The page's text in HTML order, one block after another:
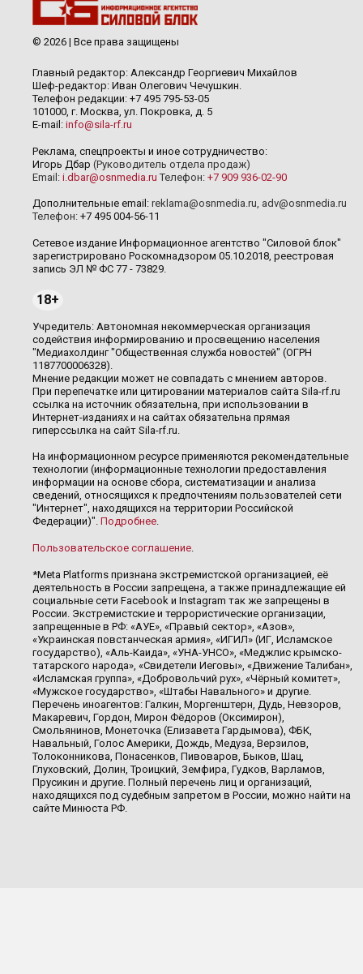
© 2026 | Все права защищены
Главный редактор: Александр Георгиевич Михайлов
Шеф-редактор: Иван Олегович Чечушкин.
Телефон редакции: +7 495 795-53-05
101000, г. Москва, ул. Покровка, д. 5
E-mail: info@sila-rf.ru
Реклама, спецпроекты и иное сотрудничество:
Игорь Дбар (Руководитель отдела продаж)
Email: i.dbar@osnmedia.ru Телефон: +7 909 936-02-90
Дополнительные email: reklama@osnmedia.ru, adv@osnmedia.ru
Телефон: +7 495 004-56-11
Сетевое издание Информационное агентство "Силовой блок"
зарегистрировано Роскомнадзором 05.10.2018, реестровая
запись ЭЛ № ФС 77 - 73829.
18+
Учредитель: Автономная некоммерческая организация
содействия информированию и просвещению населения
"Медиахолдинг "Общественная служба новостей" (ОГРН
1187700006328).
Мнение редакции может не совпадать с мнением авторов.
При перепечатке или цитировании материалов сайта Sila-rf.ru
ссылка на источник обязательна, при использовании в
Интернет-изданиях и на сайтах обязательна прямая
гиперссылка на сайт Sila-rf.ru.
На информационном ресурсе применяются рекомендательные
технологии (информационные технологии предоставления
информации на основе сбора, систематизации и анализа
сведений, относящихся к предпочтениям пользователей сети
"Интернет", находящихся на территории Российской
Федерации)". Подробнее.
Пользовательское соглашение.
*Meta Platforms признана экстремистской организацией, её
деятельность в России запрещена, а также принадлежащие ей
социальные сети Facebook и Instagram так же запрещены в
России. Экстремистские и террористические организации,
запрещенные в РФ: «АУЕ», «Правый сектор», «Азов»,
«Украинская повстанческая армия», «ИГИЛ» (ИГ, Исламское
государство), «Аль-Каида», «УНА-УНСО», «Меджлис крымско-
татарского народа», «Свидетели Иеговы», «Движение Талибан»,
«Исламская группа», «Добровольчий рух», «Чёрный комитет»,
«Мужское государство», «Штабы Навального» и другие.
Перечень иноагентов: Галкин, Моргенштерн, Дудь, Невзоров,
Макаревич, Гордон, Мирон Фёдоров (Оксимирон),
Смольянинов, Монеточка (Елизавета Гардымова), ФБК,
Навальный, Голос Америки, Дождь, Медуза, Верзилов,
Толоконникова, Понасенков, Пивоваров, Быков, Шац,
Глуховский, Долин, Троицкий, Земфира, Гудков, Варламов,
Прусикин и другие. Полный перечень лиц и организаций,
находящихся под судебным запретом в России, можно найти на
сайте Минюста РФ.